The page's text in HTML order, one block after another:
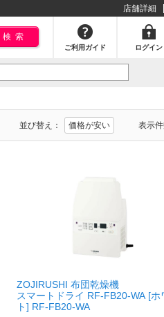
店舗詳細
検索
ご利用ガイド ログイン
並び替え： 表示件
ZOJIRUSHI 布団乾燥機
スマートドライ RF-FB20-WA [ホ
ト] RF-FB20-WA